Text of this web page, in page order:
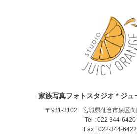
家族写真フォトスタジオ * ジュ
〒981-3102 宮城県仙台市泉区向
Tel : 022-344-6420
Fax : 022-344-6422